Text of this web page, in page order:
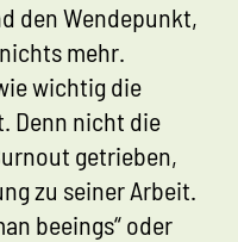
den Wendepunkt,
mehr.
wichtig die
Denn nicht die
getrieben,
zu seiner Arbeit.
beeings“ oder